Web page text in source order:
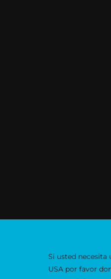
Si usted necesita
USA por favor